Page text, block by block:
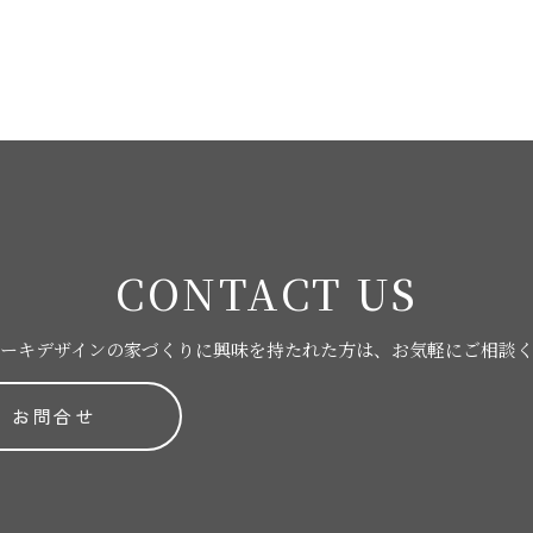
CONTACT US
キデザインの家づくりに興味を持たれた方は、お気軽にご相談く
お問合せ